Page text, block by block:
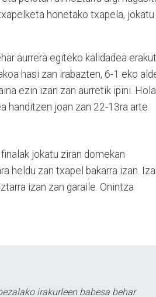
honetako txapela, jokatu
aurrera egiteko kalidadea
hasi zan irabazten, 6-1 eko
ezin izan zan aurretik ipini.
handitzen joan zan 22-13ra arte.
jokatu ziran domekan
heldu zan txapel bakarra izan.
izan zan garaile. Onintza
irakurleen babesa behar